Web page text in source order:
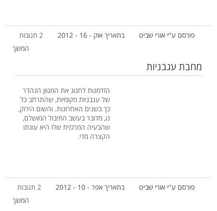
פורסם ע"י אורי שביט בתאריך אוק - 16 - 2012
2 תגובות
המשך
מחבת עגבניות
הזדמנות לחגוג את המגוון הנהדר
של עגבניות מקומיות, שהתרחב כל
כך בשנים האחרונות. והשום הירוק,
נו, מדובר בעשב התיבול המושלם,
שהבעיה המרכזית שלו היא עונתו
הקצרה מדי.
פורסם ע"י אורי שביט בתאריך אפר - 10 - 2012
2 תגובות
המשך